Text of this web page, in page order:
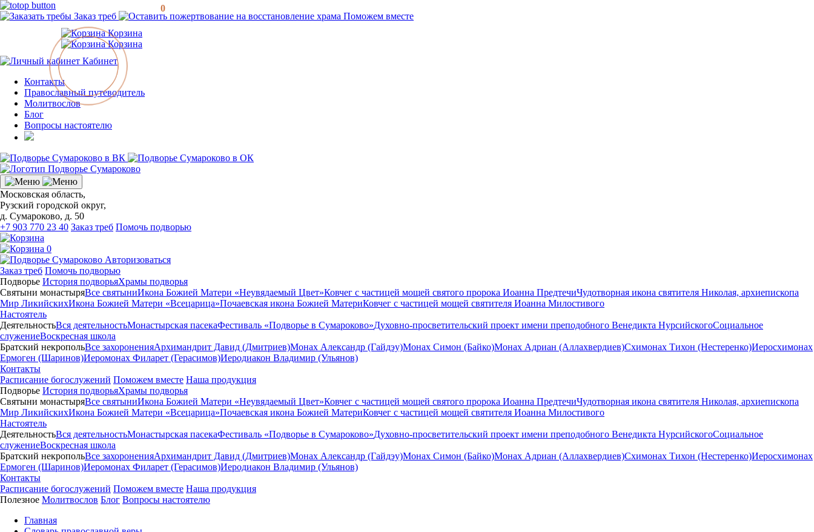
Заказ треб
Поможем вместе
Корзина
Корзина
0
Кабинет
Контакты
Православный путеводитель
Молитвослов
Блог
Вопросы настоятелю
Московская область,
Рузский городской округ,
д. Сумароково, д. 50
+7 903 770 23 40 Заказ треб Помочь подворью
0
Авторизоваться
Заказ треб Помочь подворью
Подворье История подворьяХрамы подворья
Святыни монастыряВсе святыниИкона Божией Матери «Неувядаемый Цвет»Ковчег с частицей мощей святого пророка Иоанна ПредтечиЧудотворная икона святителя Николая, архиепископа
Мир ЛикийскихИкона Божией Матери «Всецарица»Почаевская икона Божией МатериКовчег с частицей мощей святителя Иоанна Милостивого
Настоятель
ДеятельностьВся деятельностьМонастырская пасекаФестиваль «Подворье в Сумароково»Духовно-просветительский проект имени преподобного Венедикта НурсийскогоСоциальное
служениеВоскресная школа
Братский некропольВсе захороненияАрхимандрит Давид (Дмитриев)Монах Александр (Гайдэу)Монах Симон (Байко)Монах Адриан (Аллахвердиев)Схимонах Тихон (Нестеренко)Иеросхимонах
Ермоген (Шаринов)Иеромонах Филарет (Герасимов)Иеродиакон Владимир (Ульянов)
Контакты
Расписание богослужений Поможем вместе Наша продукция
Подворье История подворьяХрамы подворья
Святыни монастыряВсе святыниИкона Божией Матери «Неувядаемый Цвет»Ковчег с частицей мощей святого пророка Иоанна ПредтечиЧудотворная икона святителя Николая, архиепископа
Мир ЛикийскихИкона Божией Матери «Всецарица»Почаевская икона Божией МатериКовчег с частицей мощей святителя Иоанна Милостивого
Настоятель
ДеятельностьВся деятельностьМонастырская пасекаФестиваль «Подворье в Сумароково»Духовно-просветительский проект имени преподобного Венедикта НурсийскогоСоциальное
служениеВоскресная школа
Братский некропольВсе захороненияАрхимандрит Давид (Дмитриев)Монах Александр (Гайдэу)Монах Симон (Байко)Монах Адриан (Аллахвердиев)Схимонах Тихон (Нестеренко)Иеросхимонах
Ермоген (Шаринов)Иеромонах Филарет (Герасимов)Иеродиакон Владимир (Ульянов)
Контакты
Расписание богослужений Поможем вместе Наша продукция
Полезное Молитвослов Блог Вопросы настоятелю
Главная